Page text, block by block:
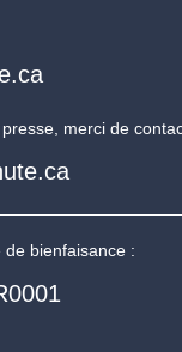
merci de
de bienfaisance :